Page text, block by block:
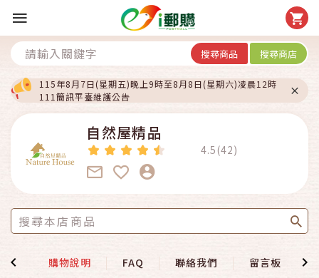
搜尋商品 搜尋商店
115年8月7日(星期五)晚上9時至8月8日(星期六)凌晨12時
111簡訊平臺維護公告
自然屋精品
4.5(42)
覽 購物說明 FAQ 聯絡我們 留言板